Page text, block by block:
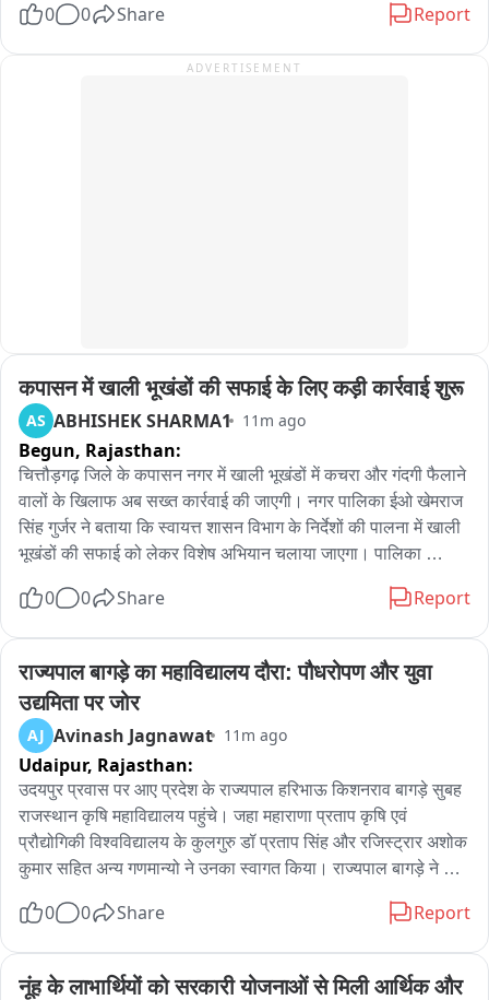
एवं अभिनंदन किया। कार्यक्रम के दौरान संत रविदास जी के विचारों और
व्यक्त किए। वक्ताओं ने कहा कि संत रविदास जी ने समाज से भेदभाव समाप्त
0 0 Share Report
ADVERTISEMENT
कपासन में खाली भूखंडों की सफाई के लिए कड़ी कार्रवाई शुरू
AS ABHISHEK SHARMA1 11m ago
Begun, Rajasthan:
चित्तौड़गढ़ जिले के कपासन नगर में खाली भूखंडों में कचरा और गंदगी फैलाने
वालों के खिलाफ अब सख्त कार्रवाई की जाएगी। नगर पालिका ईओ खेमराज
सिंह गुर्जर ने बताया कि स्वायत्त शासन विभाग के निर्देशों की पालना में खाली
भूखंडों की सफाई को लेकर विशेष अभियान चलाया जाएगा। पालिका
करवाने और भूखंड को स्वच्छ रखने के निर्देश दिए जा रहे हैं। निर्धारित समय
जाएगा। सफाई का खर्च भी भूखंड मालिक से वसूला जाएगा। जुर्माना जमा
नहीं कराने पर भूखंड सीज करने की कार्रवाई होगी। आमजन से भी कचरा
निर्धारित स्थान पर डालने की अपील की गई है।
0 0 Share Report
राज्यपाल बागड़े का महाविद्यालय दौरा: पौधरोपण और युवा
उद्यमिता पर जोर
AJ Avinash Jagnawat 11m ago
Udaipur, Rajasthan:
उदयपुर प्रवास पर आए प्रदेश के राज्यपाल हरिभाऊ किशनराव बागड़े सुबह
राजस्थान कृषि महाविद्यालय पहुंचे। जहा महाराणा प्रताप कृषि एवं
प्रौद्योगिकी विश्वविद्यालय के कुलगुरु डॉ प्रताप सिंह और रजिस्ट्रार अशोक
कुमार सहित अन्य गणमान्यो ने उनका स्वागत किया। राज्यपाल बागड़े ने
राज्यपाल ने हरियालो राजस्थान अभियान के तहत पौधरोपण भी किया।
के नॉर्थ वेस्ट जोन की कॉन्फ्रेंस का शुभारंभ किया। उन्होंने कृषि और संबद्ध
0 0 Share Report
नूंह के लाभार्थियों को सरकारी योजनाओं से मिली आर्थिक और